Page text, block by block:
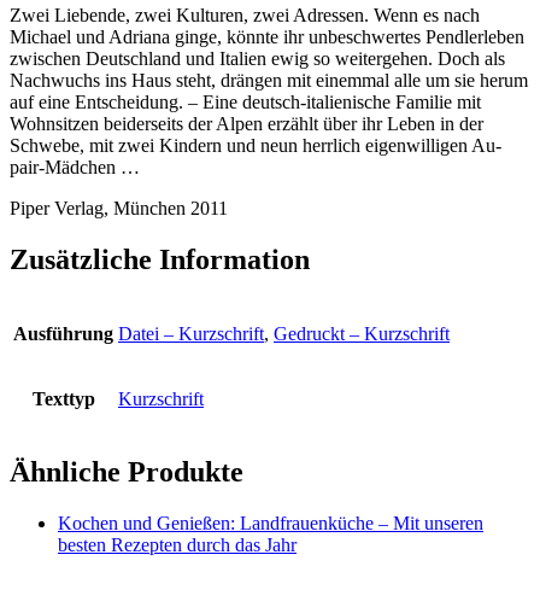
zwischen
Deutschland
und
Italien
Menge
Zwei Liebende, zwei Kulturen, zwei Adressen. Wenn es nach
Michael und Adriana ginge, könnte ihr unbeschwertes Pendlerleben
zwischen Deutschland und Italien ewig so weitergehen. Doch als
Nachwuchs ins Haus steht, drängen mit einemmal alle um sie herum
auf eine Entscheidung. – Eine deutsch-italienische Familie mit
Wohnsitzen beiderseits der Alpen erzählt über ihr Leben in der
Schwebe, mit zwei Kindern und neun herrlich eigenwilligen Au-
pair-Mädchen …
Piper Verlag, München 2011
Zusätzliche Information
Ausführung Datei – Kurzschrift, Gedruckt – Kurzschrift
Texttyp Kurzschrift
Ähnliche Produkte
Kochen und Genießen: Landfrauenküche – Mit unseren
besten Rezepten durch das Jahr